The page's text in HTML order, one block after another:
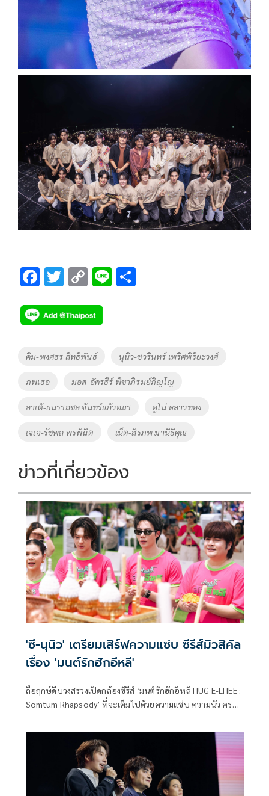
F
e
b
o
k
T
tt
er
C
p
y
Li
n
k
Li
Tags
คิม-พงศธร สิทธิพันธ์ นุนิว-ชวรินทร์ เพริศพิริยะวงศ์
ภพเธอ มอส-อัครธีร์ พิชาภิรมย์ภิญโญ
ลาเต้-ธนรรถชล จันทร์แก้วอมร อูโน่ หลาวทอง
เจเจ-รัชพล พรพินิต เน็ต-สิรภพ มานิธิคุณ
ข่าวที่เกี่ยวข้อง
'ซี-นุนิว' เตรียมเสิร์ฟความแซ่บ ซีรีส์มิวสิคัล
เรื่อง 'มนต์รักฮักอีหลี'
ถือฤกษ์ดีบวงสรวงเปิดกล้องซีรีส์ ‘มนต์รักฮักอีหลี HUG E-LHEE :
Somtum Rhapsody’ ที่จะเต็มไปด้วยความแซ่บ ความนัว ครบ
ใหม่ ๆ ให้วงการกับซีรีส์ Musical Boy Love เรื่องแรก ด้วยการ
พัฒนาด้านความบันเทิงของบอสใหญ่ ‘อ๊อฟชั่น-กิตติพัฒน์
จำปา’ พร้อมนำหนึ่งก้าวผ่านไอเดียใหม่ ๆ ให้น่าสนใจในการทำ
ซีรีส์ โดยเป็นผลงานภายใต้การผลิตของ ‘บริษัท มันดีเวิร์ค จำกัด’